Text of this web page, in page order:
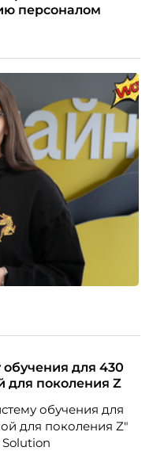
персоналом
для 430
для поколения Z
обучения для
для поколения Z"